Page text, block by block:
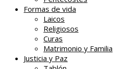
Formas de vida
Laicos
Religiosos
Curas
Matrimonio y Familia
Justicia y Paz